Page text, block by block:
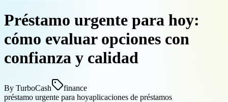
Préstamo urgente para hoy:
cómo evaluar opciones con
confianza y calidad
By TurboCash
finance
préstamo urgente para hoyaplicaciones de préstamos